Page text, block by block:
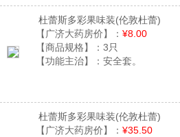
杜蕾斯多彩果味装(伦敦杜蕾)
【广济大药房价】： ¥8.00
【商品规格】： 3只
【功能主治】： 安全套。
杜蕾斯多彩果味装(伦敦杜蕾)
【广济大药房价】： ¥35.50